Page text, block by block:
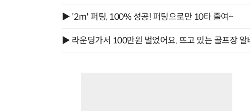
▶ '2m' 퍼팅, 100% 성공! 퍼팅으로만 10타 줄여~
▶ 라운딩가서 100만원 벌었어요. 뜨고 있는 골프장 알